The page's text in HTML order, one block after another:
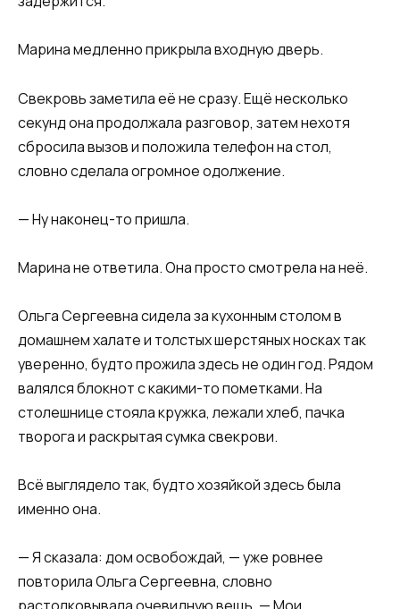
Марина медленно прикрыла входную дверь.
Свекровь заметила её не сразу. Ещё несколько
секунд она продолжала разговор, затем нехотя
сбросила вызов и положила телефон на стол,
словно сделала огромное одолжение.
— Ну наконец-то пришла.
Марина не ответила. Она просто смотрела на неё.
Ольга Сергеевна сидела за кухонным столом в
домашнем халате и толстых шерстяных носках так
уверенно, будто прожила здесь не один год. Рядом
валялся блокнот с какими-то пометками. На
столешнице стояла кружка, лежали хлеб, пачка
творога и раскрытая сумка свекрови.
Всё выглядело так, будто хозяйкой здесь была
именно она.
— Я сказала: дом освобождай, — уже ровнее
повторила Ольга Сергеевна, словно